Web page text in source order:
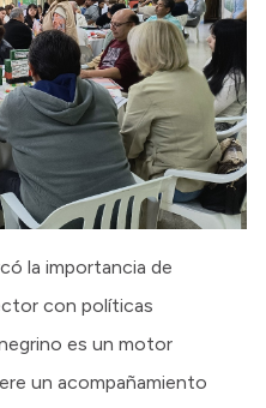
la importancia de
con políticas
es un motor
un acompañamiento